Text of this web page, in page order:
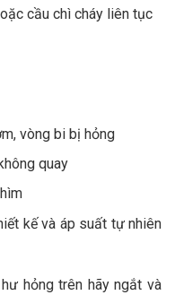
cầu chì cháy liên tục
vòng bi bị hỏng
quay
kế và áp suất tự nhiên
hỏng trên hãy ngắt và